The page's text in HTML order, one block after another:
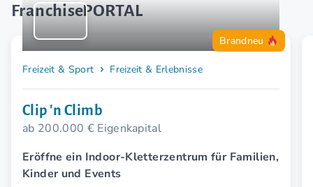
FranchisePORTAL
Brandneu
Freizeit & Sport Freizeit & Erlebnisse
Clip 'n Climb
ab 200.000 € Eigenkapital
Eröffne ein Indoor-Kletterzentrum für Familien,
Kinder und Events